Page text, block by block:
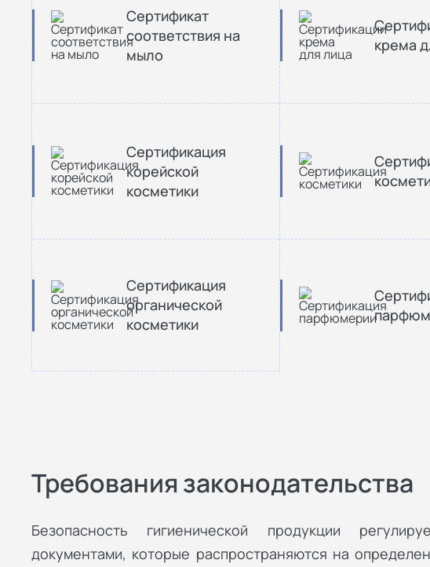
Сертификат
соответствия на
мыло
крема
Сертификация
корейской
косметики
Сертификация
органической
косметики
Требования законодательства
Безопасность гигиенической продукции
документами, которые распространяются на